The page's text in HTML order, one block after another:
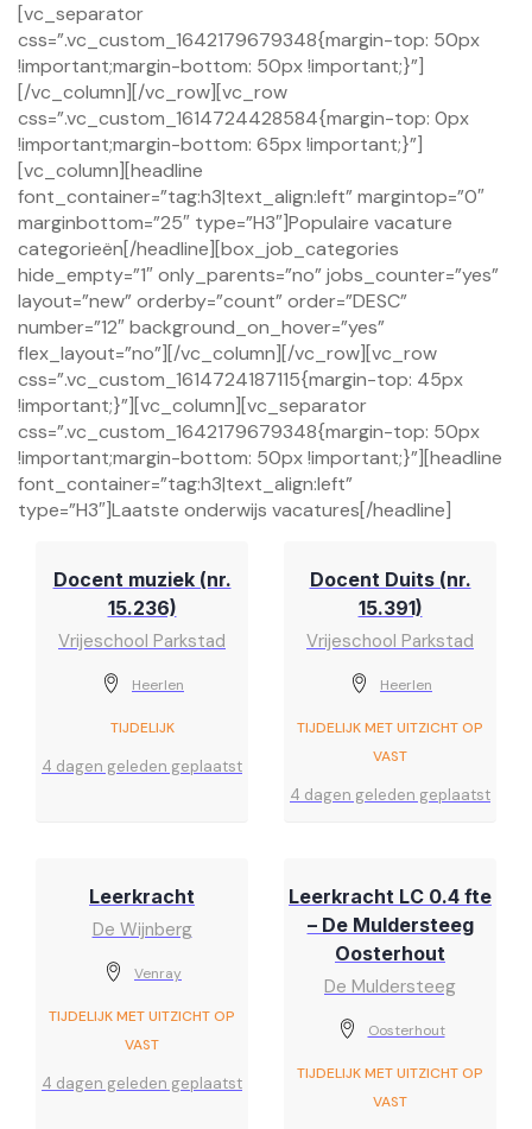
[vc_separator
css=”.vc_custom_1642179679348{margin-top: 50px
!important;margin-bottom: 50px !important;}”]
[/vc_column][/vc_row][vc_row
css=”.vc_custom_1614724428584{margin-top: 0px
!important;margin-bottom: 65px !important;}”]
[vc_column][headline
font_container=”tag:h3|text_align:left” margintop=”0″
marginbottom=”25″ type=”H3″]Populaire vacature
categorieën[/headline][box_job_categories
hide_empty=”1″ only_parents=”no” jobs_counter=”yes”
layout=”new” orderby=”count” order=”DESC”
number=”12″ background_on_hover=”yes”
flex_layout=”no”][/vc_column][/vc_row][vc_row
css=”.vc_custom_1614724187115{margin-top: 45px
!important;}”][vc_column][vc_separator
css=”.vc_custom_1642179679348{margin-top: 50px
!important;margin-bottom: 50px !important;}”][headline
font_container=”tag:h3|text_align:left”
type=”H3″]Laatste onderwijs vacatures[/headline]
Docent muziek (nr.
15.236)
Vrijeschool Parkstad
Heerlen
TIJDELIJK
4 dagen geleden geplaatst
Docent Duits (nr.
15.391)
Vrijeschool Parkstad
Heerlen
TIJDELIJK MET UITZICHT OP
VAST
4 dagen geleden geplaatst
Leerkracht
De Wijnberg
Venray
TIJDELIJK MET UITZICHT OP
VAST
4 dagen geleden geplaatst
Leerkracht LC 0.4 fte
– De Muldersteeg
Oosterhout
De Muldersteeg
Oosterhout
TIJDELIJK MET UITZICHT OP
VAST